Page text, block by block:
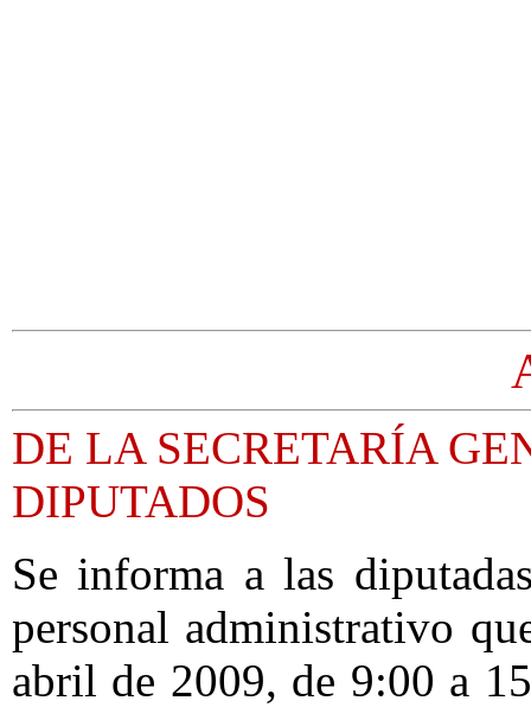
DE LA SECRETARÍA
DIPUTADOS
Se informa a las
personal administrativo
abril de 2009, de 9:00 a